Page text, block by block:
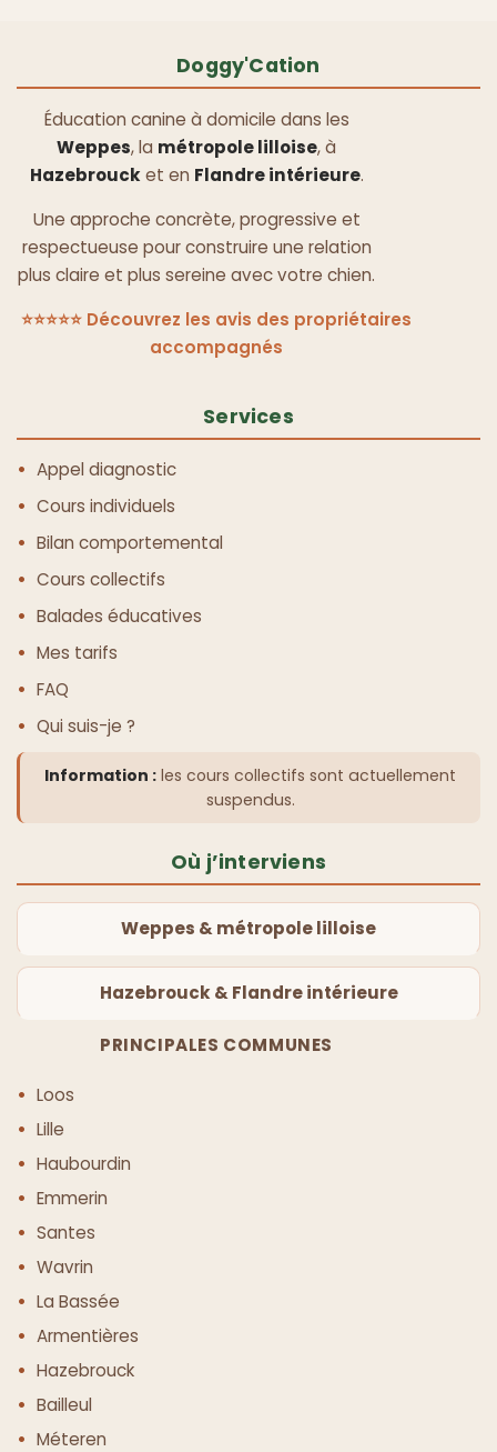
Doggy'Cation
Éducation canine à domicile dans les
Weppes, la métropole lilloise, à
Hazebroucket en Flandre intérieure.
Une approche concrète, progressive et
respectueuse pour construire une relation
plus claire et plus sereine avec votre chien.
⭐⭐⭐⭐⭐ Découvrez les avis des propriétaires
accompagnés
Services
Appel diagnostic
Cours individuels
Bilan comportemental
Cours collectifs
Balades éducatives
Mes tarifs
FAQ
Qui suis-je ?
Information : les cours collectifs sont actuellement
suspendus.
Où j’interviens
Weppes & métropole lilloise
Hazebrouck & Flandre intérieure
PRINCIPALES COMMUNES
Loos
Lille
Haubourdin
Emmerin
Santes
Wavrin
La Bassée
Armentières
Hazebrouck
Bailleul
Méteren